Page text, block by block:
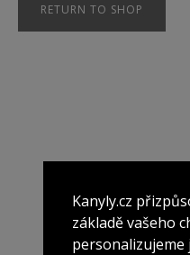
RETURN TO SHOP
Kanyly.cz
základě vašeho
personalizujeme